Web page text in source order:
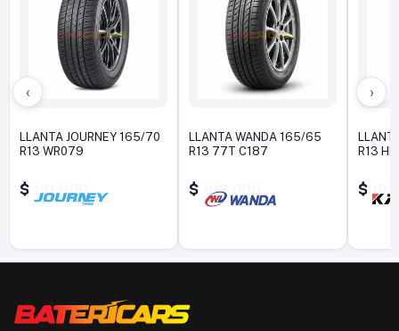
‹
LLANTA JOURNEY 165/70
R13 WR079
$ 161.000
LLANTA WANDA 165/65
R13 77T C187
$ 162.000
R13
$
›